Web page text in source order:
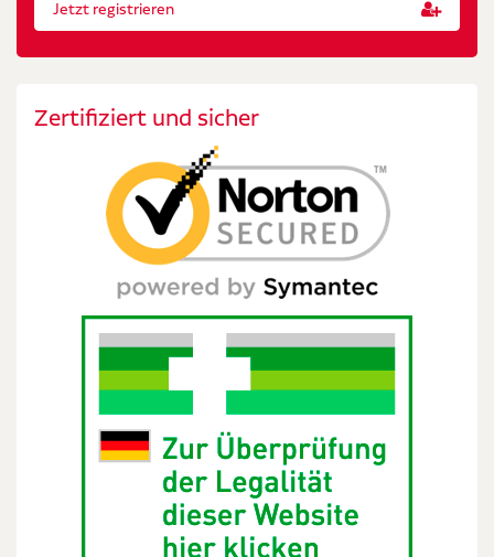
Jetzt registrieren
Zertifiziert und sicher